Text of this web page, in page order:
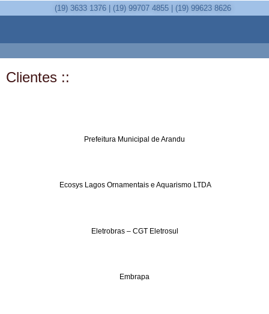
(19) 3633 1376 | (19) 99707 4855 | (19) 99623 8626
Clientes ::
Prefeitura Municipal de Arandu
Ecosys Lagos Ornamentais e Aquarismo LTDA
Eletrobras – CGT Eletrosul
Embrapa